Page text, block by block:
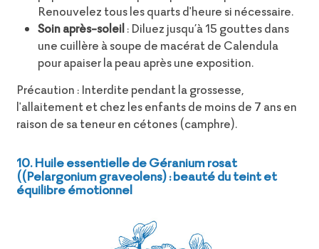
Renouvelez tous les quarts d'heure si nécessaire.
Soin après-soleil : Diluez jusqu’à 15 gouttes dans
une cuillère à soupe de macérat de Calendula
pour apaiser la peau après une exposition.
Précaution : Interdite pendant la grossesse,
l'allaitement et chez les enfants de moins de 7 ans en
raison de sa teneur en cétones (camphre).
10. Huile essentielle de Géranium rosat
((Pelargonium graveolens) : beauté du teint et
équilibre émotionnel